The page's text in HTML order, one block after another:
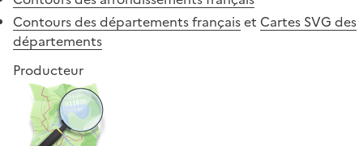
Contours des départements françaiset Cartes SVG des
départements
Producteur